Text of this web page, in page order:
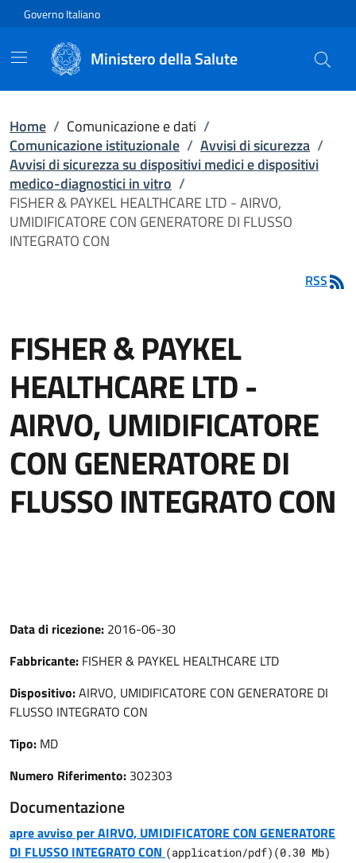
Vai direttamente al contenuto
Governo Italiano
Ministero della Salute
Home / Comunicazione e dati /
Comunicazione istituzionale / Avvisi di sicurezza /
Avvisi di sicurezza su dispositivi medici e dispositivi
medico-diagnostici in vitro /
FISHER & PAYKEL HEALTHCARE LTD - AIRVO,
UMIDIFICATORE CON GENERATORE DI FLUSSO
INTEGRATO CON
RSS
FISHER & PAYKEL
HEALTHCARE LTD -
AIRVO, UMIDIFICATORE
CON GENERATORE DI
FLUSSO INTEGRATO CON
Data di ricezione: 2016-06-30
Fabbricante: FISHER & PAYKEL HEALTHCARE LTD
Dispositivo:AIRVO, UMIDIFICATORE CON GENERATORE DI
FLUSSO INTEGRATO CON
Tipo: MD
Numero Riferimento: 302303
Documentazione
apre avviso per AIRVO, UMIDIFICATORE CON GENERATORE
DI FLUSSO INTEGRATO CON (application/pdf) (0.30 Mb)